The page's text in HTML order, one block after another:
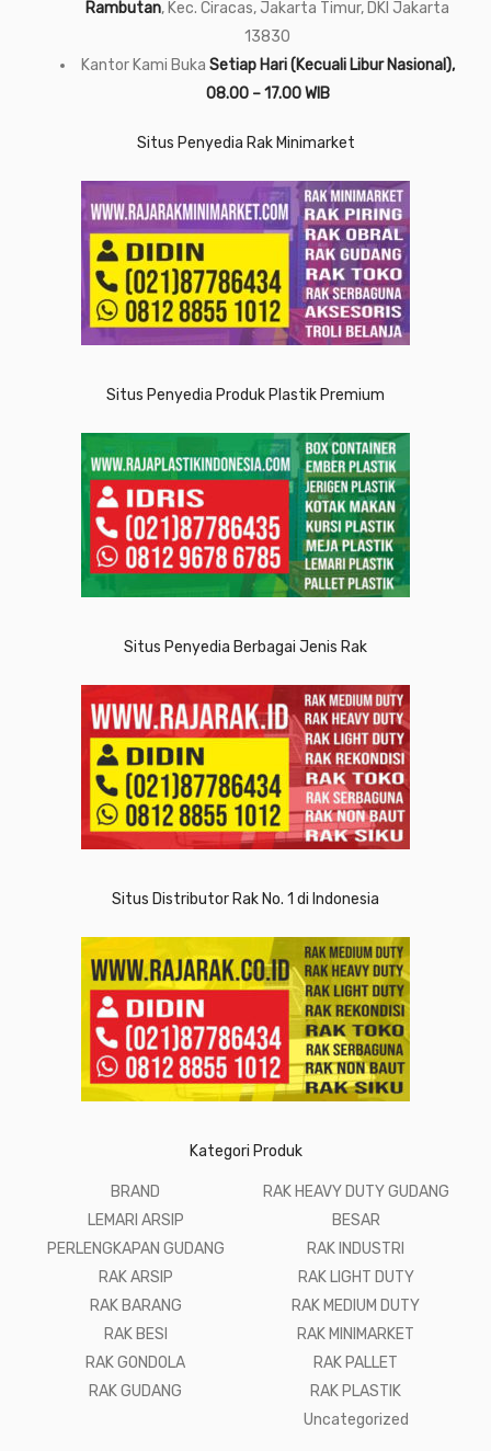
Rambutan, Kec. Ciracas, Jakarta Timur, DKI Jakarta
13830
Kantor Kami Buka Setiap Hari (Kecuali Libur Nasional),
08.00 – 17.00 WIB
Situs Penyedia Rak Minimarket
Situs Penyedia Produk Plastik Premium
Situs Penyedia Berbagai Jenis Rak
Situs Distributor Rak No. 1 di Indonesia
Kategori Produk
BRAND
LEMARI ARSIP
PERLENGKAPAN GUDANG
RAK ARSIP
RAK BARANG
RAK BESI
RAK GONDOLA
RAK GUDANG
RAK HEAVY DUTY GUDANG
BESAR
RAK INDUSTRI
RAK LIGHT DUTY
RAK MEDIUM DUTY
RAK MINIMARKET
RAK PALLET
RAK PLASTIK
Uncategorized